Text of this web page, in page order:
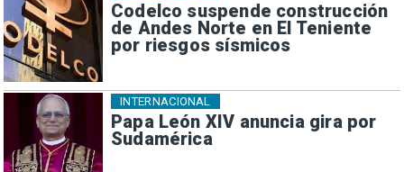
Codelco suspende construcción
de Andes Norte en El Teniente
por riesgos sísmicos
Papa León XIV anuncia gira por
Sudamérica
INTERNACIONAL